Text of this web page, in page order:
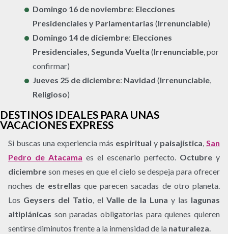
Domingo 16 de noviembre: Elecciones
Presidenciales y Parlamentarias (Irrenunciable)
Domingo 14 de diciembre: Elecciones
Presidenciales, Segunda Vuelta (Irrenunciable , por
confirmar)
Jueves 25 de diciembre: Navidad (Irrenunciable
Religioso)
DESTINOS IDEALES PARA UNAS
VACACIONES EXPRESS
Si buscas una experiencia más espiritual y paisajística, San
Pedro de Atacama es el escenario perfecto. Octubre y
diciembre son meses en que el cielo se despeja para ofrecer
noches de estrellas que parecen sacadas de otro planeta.
Los Geysers del Tatio, el Valle de la Luna y las lagunas
altiplánicas son paradas obligatorias para quienes quieren
sentirse diminutos frente a la inmensidad de la naturaleza.